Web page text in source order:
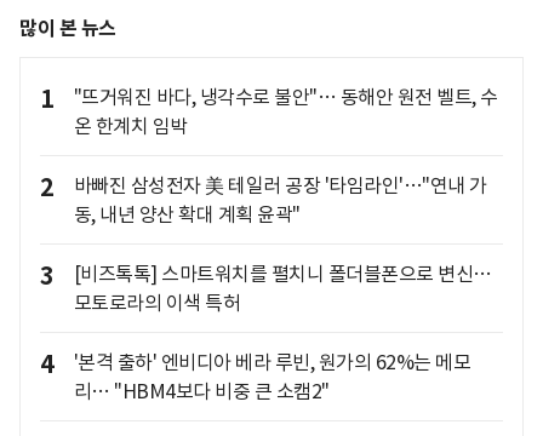
많이 본 뉴스
1
"뜨거워진 바다, 냉각수로 불안"… 동해안 원전 벨트, 수
온 한계치 임박
2
바빠진 삼성전자 美 테일러 공장 '타임라인'…"연내 가
동, 내년 양산 확대 계획 윤곽"
3
[비즈톡톡] 스마트워치를 펼치니 폴더블폰으로 변신…
모토로라의 이색 특허
4
'본격 출하' 엔비디아 베라 루빈, 원가의 62%는 메모
리… "HBM4보다 비중 큰 소캠2"